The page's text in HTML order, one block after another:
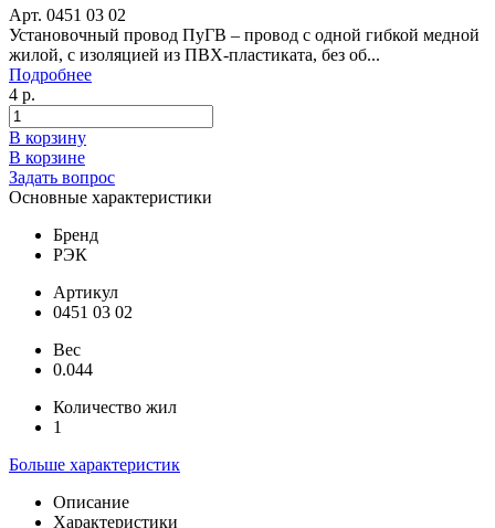
Арт. 0451 03 02
Установочный провод ПуГВ – провод с одной гибкой медной
жилой, с изоляцией из ПВХ-пластиката, без об...
Подробнее
4 р.
В корзину
В корзине
Задать вопрос
Основные характеристики
Бренд
РЭК
Артикул
0451 03 02
Вес
0.044
Количество жил
1
Больше характеристик
Описание
Характеристики